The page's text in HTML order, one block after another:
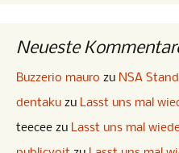
Neueste
Buzzerio mauro zu NSA
dentaku zu Lasst uns mal
teecee zu Lasst uns mal